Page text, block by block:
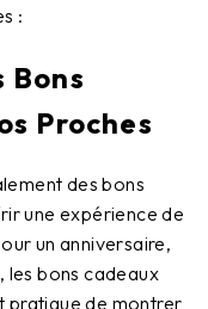
:
Proches
des bons
une expérience de
un anniversaire,
les bons cadeaux
pratique de montrer